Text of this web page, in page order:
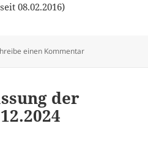
08.02.2016)
einen Kommentarzu
der